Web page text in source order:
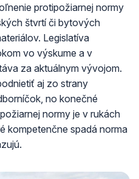
protipožiarnej normy
štvrtí či bytových
Legislatíva
vo výskume a v
za aktuálnym vývojom.
aj zo strany
no konečné
normy je v rukách
kompetenčne spadá norma